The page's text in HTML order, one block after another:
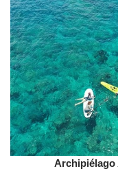
Archipiélago